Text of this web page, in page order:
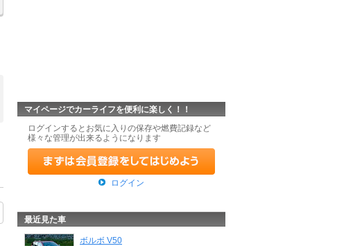
マイページでカーライフを便利に楽しく！！
ログインするとお気に入りの保存や燃費記録など
様々な管理が出来るようになります
ログイン
最近見た車
ボルボ V50